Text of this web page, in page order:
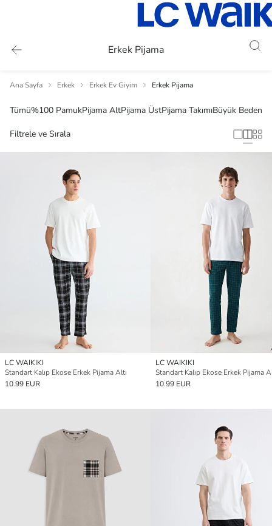
Erkek Pijama
Ana Sayfa Erkek Erkek Ev Giyim Erkek Pijama
Tümü%100 PamukPijama AltPijama ÜstPijama TakımıBüyük Beden
Filtrele ve Sırala
LC WAIKIKI
Standart Kalıp Ekose Erkek Pijama Altı
10.99 EUR
LC WAIKIKI
Standart Kalıp Ekose Erkek Pijama
10.99 EUR